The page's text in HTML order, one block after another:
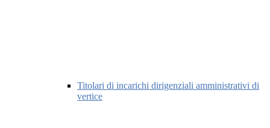
Titolari di incarichi dirigenziali amministrativi di
vertice